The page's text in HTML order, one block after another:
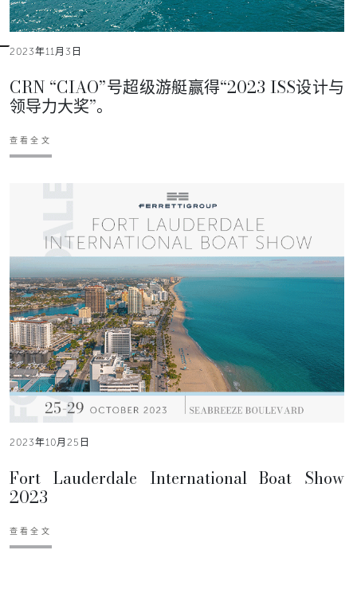
2023年11月3日
CRN “CIAO”号超级游艇赢得“2023 ISS设计与
领导力大奖”。
查看全文
2023年10月25日
Fort Lauderdale International Boat Show
2023
查看全文